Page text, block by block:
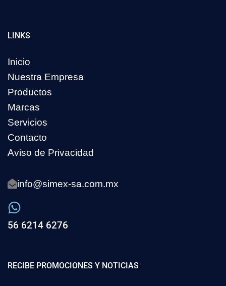
LINKS
Inicio
Nuestra Empresa
Productos
Marcas
Servicios
Contacto
Aviso de Privacidad
info@simex-sa.com.mx
56 6214 6276
RECIBE PROMOCIONES Y NOTICIAS